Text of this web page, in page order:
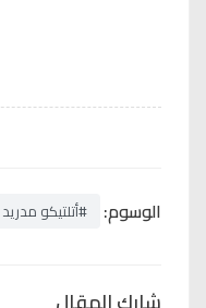
الوسوم: #أتلتيكو مدريد